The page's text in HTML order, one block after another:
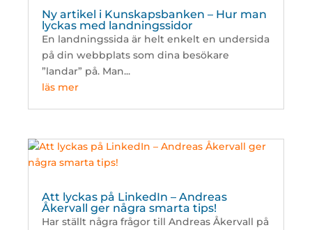
Ny artikel i Kunskapsbanken – Hur man
lyckas med landningssidor
En landningssida är helt enkelt en undersida
på din webbplats som dina besökare
”landar” på. Man...
läs mer
Att lyckas på LinkedIn – Andreas
Åkervall ger några smarta tips!
Har ställt några frågor till Andreas Åkervall på